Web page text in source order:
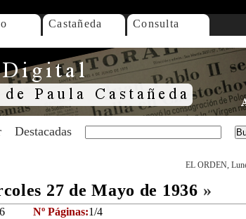
Castañeda Consulta
Destacadas
EL ORDEN,
27 de Mayo de 1936 »
6 Nº Páginas:1/4